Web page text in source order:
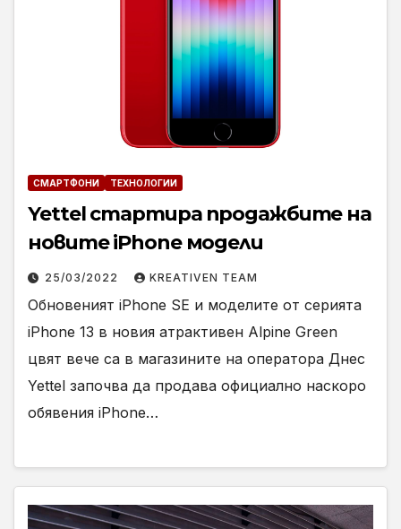
СМАРТФОНИ ТЕХНОЛОГИИ
Yettel стартира продажбите на
новите iPhone модели
25/03/2022 KREATIVEN TEAM
Обновеният iPhone SE и моделите от серията
iPhone 13 в новия атрактивен Alpine Green
цвят вече са в магазините на оператора Днес
Yettel започва да продава официално наскоро
обявения iPhone…